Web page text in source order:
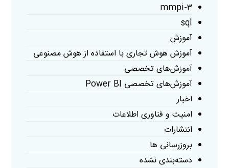
mmpi-۳
sql
آموزش
آموزش هوش تجاری با استفاده از هوش مصنوعی
آموزش‌های تخصصی
آموزش‌های تخصصی Power BI
اخبار
امنیت و فناوری اطلاعات
انتشارات
بروزرسانی ها
دسته‌بندی نشده